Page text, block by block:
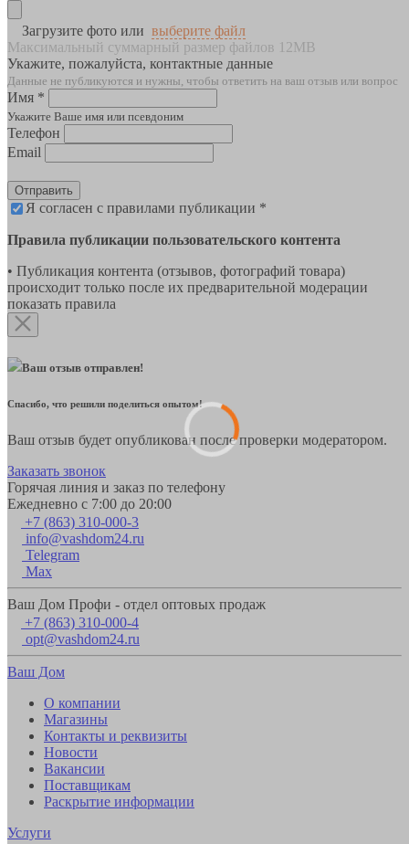
Загрузите фото или выберите файл
Максимальный суммарный размер файлов 12MB
Укажите, пожалуйста, контактные данные
Данные не публикуются и нужны, чтобы ответить на ваш отзыв или вопрос
Имя *
Укажите Ваше имя или псевдоним
Телефон
Email
Отправить
Я согласен с правилами публикации *
Правила публикации пользовательского контента
• Публикация контента (отзывов, фотографий товара)
происходит только после их предварительной модерации
показать правила
Ваш отзыв отправлен!
Спасибо, что решили поделиться опытом!
Ваш отзыв будет опубликован после проверки модератором.
Заказать звонок
Горячая линия и заказ по телефону
Ежедневно с 7:00 до 20:00
+7 (863) 310-000-3
info@vashdom24.ru
Telegram
Max
Ваш Дом Профи - отдел оптовых продаж
+7 (863) 310-000-4
opt@vashdom24.ru
Ваш Дом
О компании
Магазины
Контакты и реквизиты
Новости
Вакансии
Поставщикам
Раскрытие информации
Услуги